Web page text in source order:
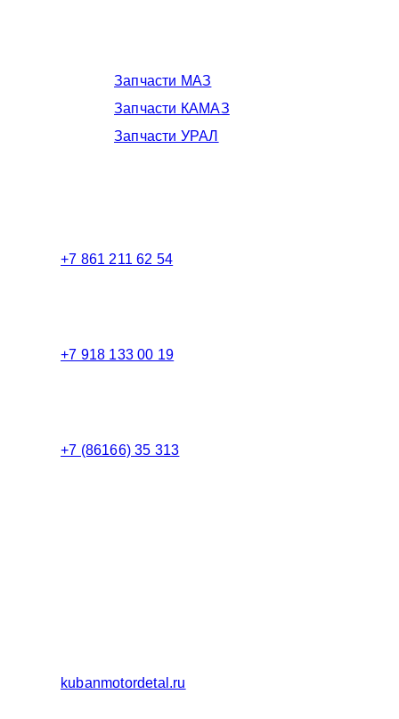
Запчасти МАЗ
Запчасти КАМАЗ
Запчасти УРАЛ
+7 861 211 62 54
+7 918 133 00 19
+7 (86166) 35 313
kubanmotordetal.ru